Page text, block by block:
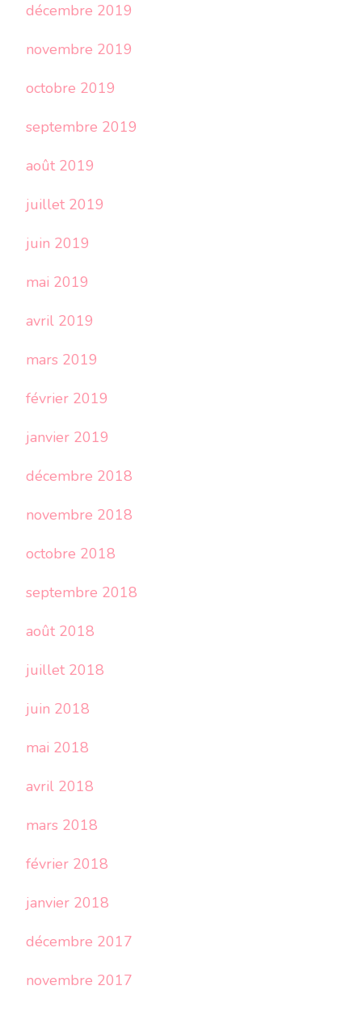
décembre 2019
novembre 2019
octobre 2019
septembre 2019
août 2019
juillet 2019
juin 2019
mai 2019
avril 2019
mars 2019
février 2019
janvier 2019
décembre 2018
novembre 2018
octobre 2018
septembre 2018
août 2018
juillet 2018
juin 2018
mai 2018
avril 2018
mars 2018
février 2018
janvier 2018
décembre 2017
novembre 2017